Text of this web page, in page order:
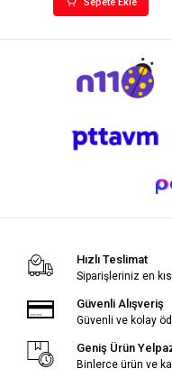
Hızlı Teslimat
Siparişleriniz en
Güvenli Alışveriş
Güvenli ve kolay
Geniş Ürün
Binlerce ürün ve